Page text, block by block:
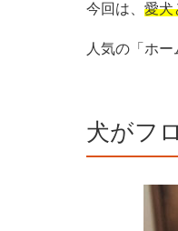
今回は、 愛犬
人気の「ホ
犬がフ